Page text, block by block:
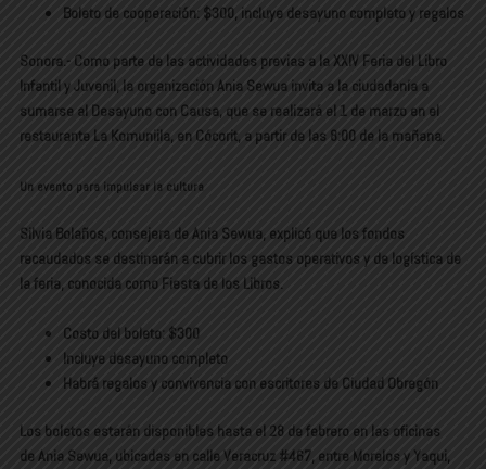
Boleto de cooperación: $300, incluye desayuno completo y regalos
Sonora.- Como parte de las actividades previas a la XXIV Feria del Libro
Infantil y Juvenil , la organizaciónAnia Sewuainvita a la ciudadanía a
sumarse al Desayuno con Causa, que se realizará el 1 de marzoen el
restaurante La Komuniila, en Cócorit, a partir de las 8:00 de la mañana.
Un evento para impulsar la cultura
Silvia Bolaños, consejera deAnia Sewua, explicó que los fondos
recaudados se destinarán a cubrir los gastos operativos y de logísticade
la feria, conocida como Fiesta de los Libros.
Costo del boleto: $300
Incluye desayuno completo
Habrá regalos y convivencia con escritores de Ciudad Obregón
Los boletos estarán disponibles hasta el 28 de febreroen las oficinas
de Ania Sewua, ubicadas en calle Veracruz #467, entre Morelos y Yaqui,